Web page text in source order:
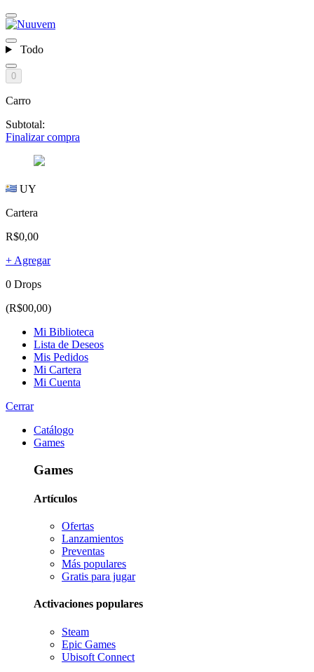
Todo
0
Carro
Subtotal:
Finalizar compra
UY
Cartera
R$0,00
+ Agregar
0 Drops
(R$00,00)
Mi Biblioteca
Lista de Deseos
Mis Pedidos
Mi Cartera
Mi Cuenta
Cerrar
Catálogo
Games
Games
Artículos
Ofertas
Lanzamientos
Preventas
Más populares
Gratis para jugar
Activaciones populares
Steam
Epic Games
Ubisoft Connect